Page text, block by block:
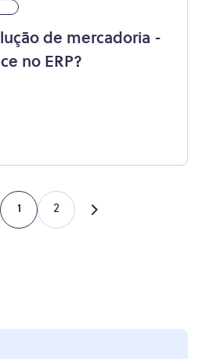
de mercadoria -
no ERP?
1 2